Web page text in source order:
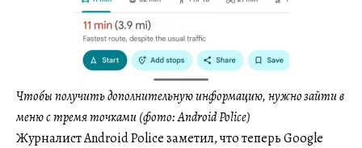
Чтобы получить дополнительную информацию, нужнозайти в
меню с тремя точками (фото: Android Police)
Журналист Android Police заметил, что теперь Google